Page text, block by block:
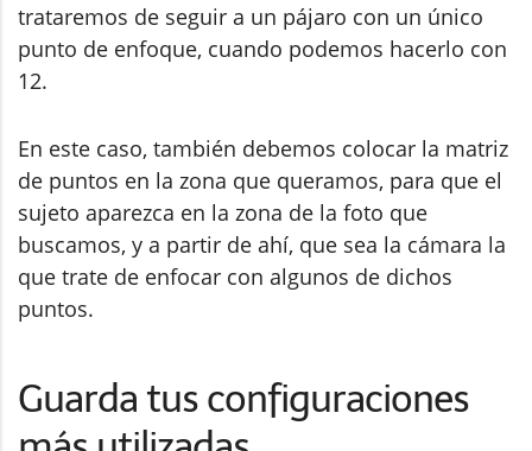
trataremos de seguir a un pájaro con un único
punto de enfoque, cuando podemos hacerlo con
12.
En este caso, también debemos colocar la matriz
de puntos en la zona que queramos, para que el
sujeto aparezca en la zona de la foto que
buscamos, y a partir de ahí, que sea la cámara la
que trate de enfocar con algunos de dichos
puntos.
Guarda tus configuraciones